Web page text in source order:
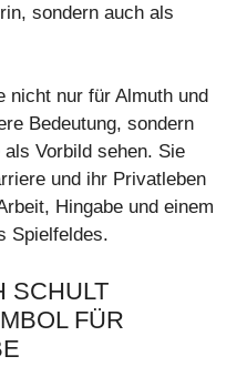
sondern auch als
nicht nur für Almuth und
Bedeutung, sondern
Vorbild sehen. Sie
und ihr Privatleben
Hingabe und einem
Spielfeldes.
SCHULT
FÜR